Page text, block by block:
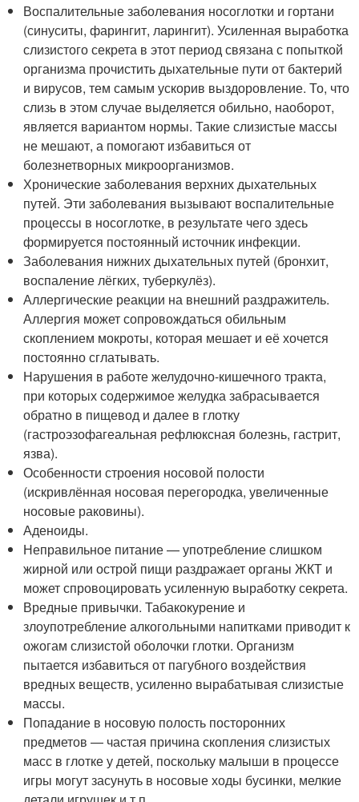
Воспалительные заболевания носоглотки и гортани
(синуситы, фарингит, ларингит). Усиленная выработка
слизистого секрета в этот период связана с попыткой
организма прочистить дыхательные пути от бактерий
и вирусов, тем самым ускорив выздоровление. То, что
слизь в этом случае выделяется обильно, наоборот,
является вариантом нормы. Такие слизистые массы
не мешают, а помогают избавиться от
болезнетворных микроорганизмов.
Хронические заболевания верхних дыхательных
путей. Эти заболевания вызывают воспалительные
процессы в носоглотке, в результате чего здесь
формируется постоянный источник инфекции.
Заболевания нижних дыхательных путей (бронхит,
воспаление лёгких, туберкулёз).
Аллергические реакции на внешний раздражитель.
Аллергия может сопровождаться обильным
скоплением мокроты, которая мешает и её хочется
постоянно сглатывать.
Нарушения в работе желудочно-кишечного тракта,
при которых содержимое желудка забрасывается
обратно в пищевод и далее в глотку
(гастроэзофагеальная рефлюксная болезнь, гастрит,
язва).
Особенности строения носовой полости
(искривлённая носовая перегородка, увеличенные
носовые раковины).
Аденоиды.
Неправильное питание — употребление слишком
жирной или острой пищи раздражает органы ЖКТ и
может спровоцировать усиленную выработку секрета.
Вредные привычки. Табакокурение и
злоупотребление алкогольными напитками приводит к
ожогам слизистой оболочки глотки. Организм
пытается избавиться от пагубного воздействия
вредных веществ, усиленно вырабатывая слизистые
массы.
Попадание в носовую полость посторонних
предметов — частая причина скопления слизистых
масс в глотке у детей, поскольку малыши в процессе
игры могут засунуть в носовые ходы бусинки, мелкие